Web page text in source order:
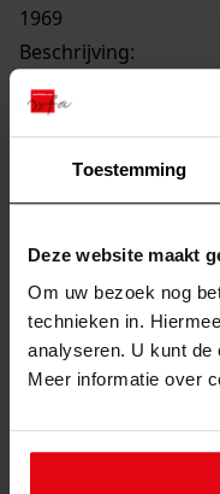
Toestemming
Deze website maakt
Om uw bezoek nog
technieken in.
analyseren. U kunt
Meer informatie over
1969
Beschrijving:
Gedeeltelijk
bedrijfsruimten
Venhuizen, De Buurt
Nieuw adres:
Perceel: